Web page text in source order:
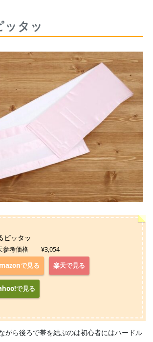
ッタッ
ピッタッ
参考価格 ¥3,054
で見る 楽天で見る
で見る
がら後ろで帯を結ぶのは初心者にはハードル